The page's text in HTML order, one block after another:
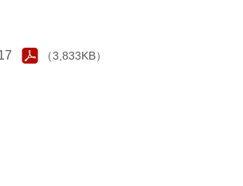
（3,833KB）